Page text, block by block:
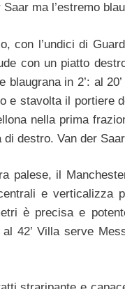
ma l’estremo
con l’undici di
con un piatto
blaugrana in 2’: al
e stavolta il portiere
nella prima
destro. Van der
palese, il
e verticalizza
è precisa e
42’ Villa serve